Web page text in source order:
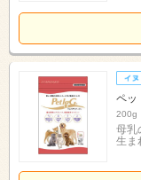
ペッ
200g
母乳
生ま